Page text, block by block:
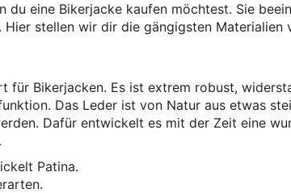
eine Bikerjacke kaufen möchtest. Sie
stellen wir dir die gängigsten Materialien
für Bikerjacken. Es ist extrem robust,
Das Leder ist von Natur aus etwas
Dafür entwickelt es mit der Zeit eine
Patina.